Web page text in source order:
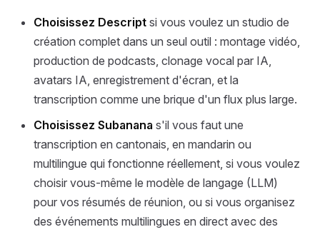
Choisissez Descript si vous voulez un studio de
création complet dans un seul outil : montage vidéo,
production de podcasts, clonage vocal par IA,
avatars IA, enregistrement d'écran, et la
transcription comme une brique d'un flux plus large.
Choisissez Subanana s'il vous faut une
transcription en cantonais, en mandarin ou
multilingue qui fonctionne réellement, si vous voulez
choisir vous-même le modèle de langage (LLM)
pour vos résumés de réunion, ou si vous organisez
des événements multilingues en direct avec des